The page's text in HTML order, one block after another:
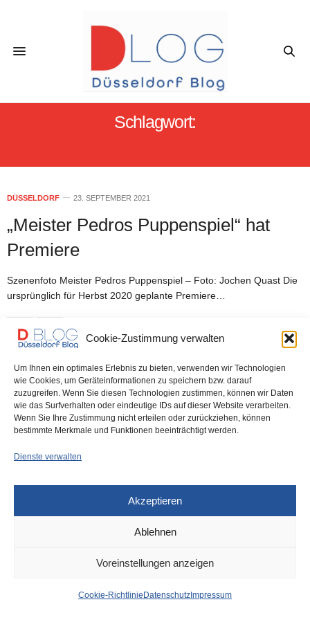
Cookie-Zustimmung verwalten
Um Ihnen ein optimales Erlebnis zu bieten, verwenden wir Technologien
wie Cookies, um Geräteinformationen zu speichern bzw. darauf
zuzugreifen. Wenn Sie diesen Technologien zustimmen, können wir Daten
wie das Surfverhalten oder eindeutige IDs auf dieser Website verarbeiten.
Wenn Sie Ihre Zustimmung nicht erteilen oder zurückziehen, können
bestimmte Merkmale und Funktionen beeinträchtigt werden.
Dienste verwalten
Akzeptieren
Ablehnen
Voreinstellungen anzeigen
Cookie-Richtlinie Datenschutz Impressum
Schlagwort:
DÜSSELDORF 23. SEPTEMBER 2021
„Meister Pedros Puppenspiel“ hat
Premiere
Szenenfoto Meister Pedros Puppenspiel – Foto: Jochen Quast Die
ursprünglich für Herbst 2020 geplante Premiere…
0 SHARES
IMPRESSUM DATENSCHUTZ COOKIE-RICHTLINIE (EU)